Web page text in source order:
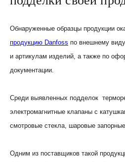
Обнаруженные образцы продукции
продукцию Danfoss по внешнему
и артикулам изделий, а также по
документации.
Среди выявленных подделок
электромагнитные клапаны с
смотровые стекла, шаровые
Одним из поставщиков такой